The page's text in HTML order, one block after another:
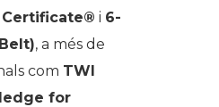
i 6-
, a més de
com TWI
for